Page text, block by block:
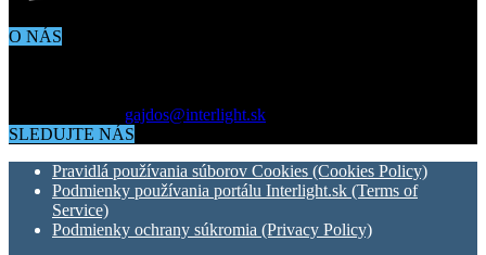
O NÁS
gajdos@interlight.sk
SLEDUJTE NÁS
Pravidlá používania súborov Cookies (Cookies Policy)
Podmienky používania portálu Interlight.sk (Terms of
Service)
Podmienky ochrany súkromia (Privacy Policy)